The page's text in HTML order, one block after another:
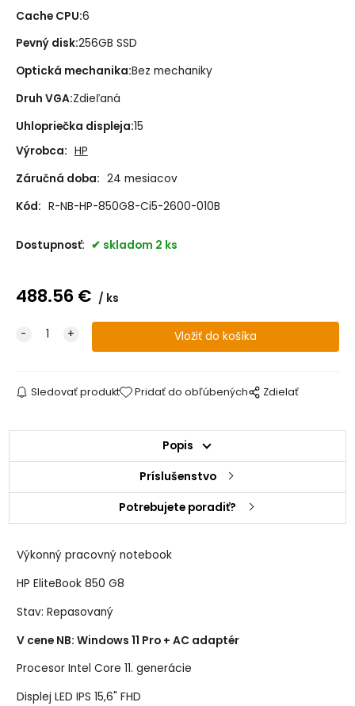
Cache CPU:6
Pevný disk:256GB SSD
Optická mechanika:Bez mechaniky
Druh VGA:Zdieľaná
Uhlopriečka displeja:15
Výrobca: HP
Záručná doba: 24 mesiacov
Kód: R-NB-HP-850G8-Ci5-2600-010B
Dostupnosť: skladom 2 ks
488.56 € ks
Sledovať produkt Pridať do obľúbených Zdielať
Popis
Príslušenstvo
Potrebujete poradiť?
Výkonný pracovný notebook
HP EliteBook 850 G8
Stav: Repasovaný
V cene NB: Windows 11 Pro + AC adaptér
Procesor Intel Core 11. generácie
Displej LED IPS 15,6" FHD